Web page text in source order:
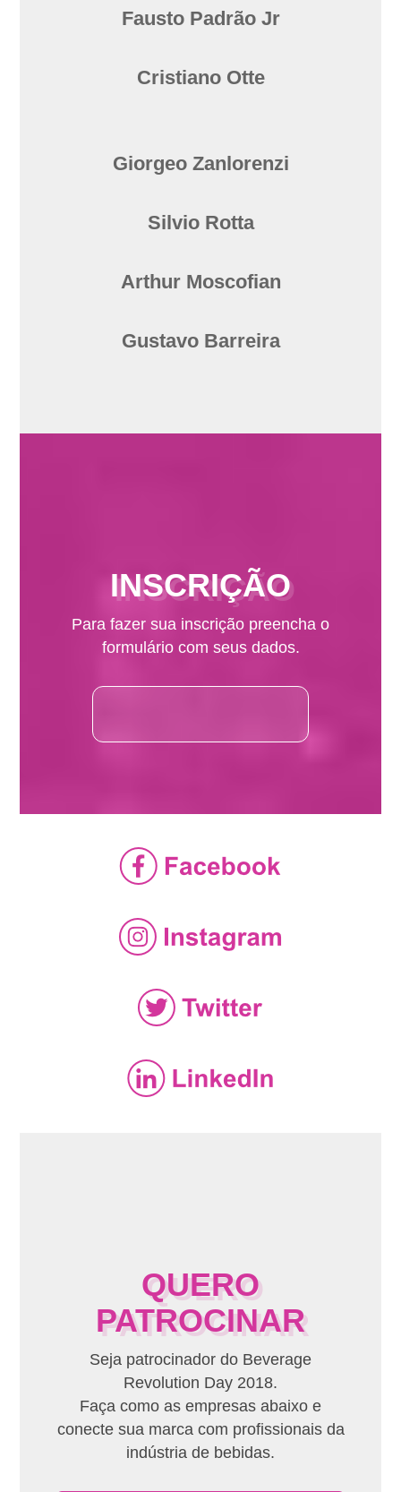
Fausto Padrão Jr
Cristiano Otte
Giorgeo Zanlorenzi
Silvio Rotta
Arthur Moscofian
Gustavo Barreira
INSCRIÇÃO
Para fazer sua inscrição preencha o
formulário com seus dados.
QUERO
PATROCINAR
Seja patrocinador do Beverage
Revolution Day 2018.
Faça como as empresas abaixo e
conecte sua marca com profissionais da
indústria de bebidas.